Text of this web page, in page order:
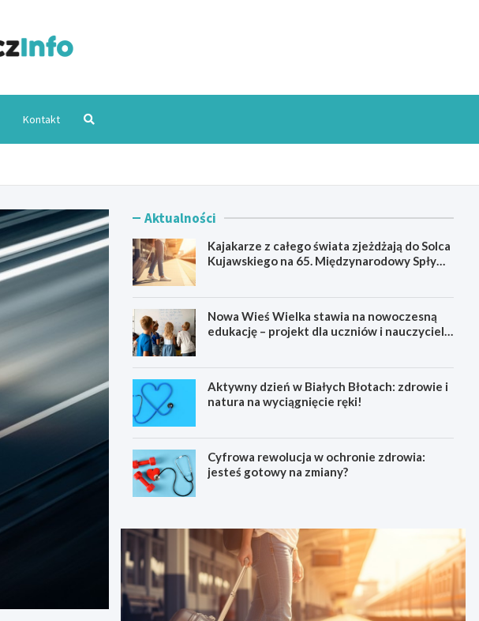
Kontakt
Aktualności
Kajakarze z całego świata zjeżdżają do Solca
Kujawskiego na 65. Międzynarodowy Spływ
Nowa Wieś Wielka stawia na nowoczesną
edukację – projekt dla uczniów i nauczycieli
Aktywny dzień w Białych Błotach: zdrowie i
natura na wyciągnięcie ręki!
Cyfrowa rewolucja w ochronie zdrowia:
jesteś gotowy na zmiany?